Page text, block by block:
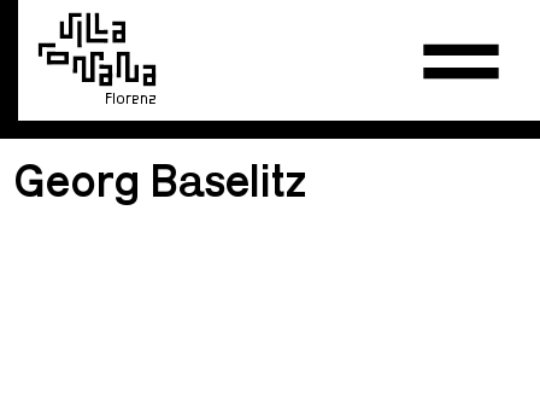
Florenz
Georg Baselitz